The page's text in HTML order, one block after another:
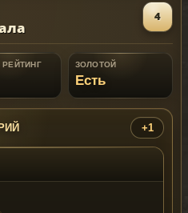
4
ЗОЛОТОЙ
Есть
+1